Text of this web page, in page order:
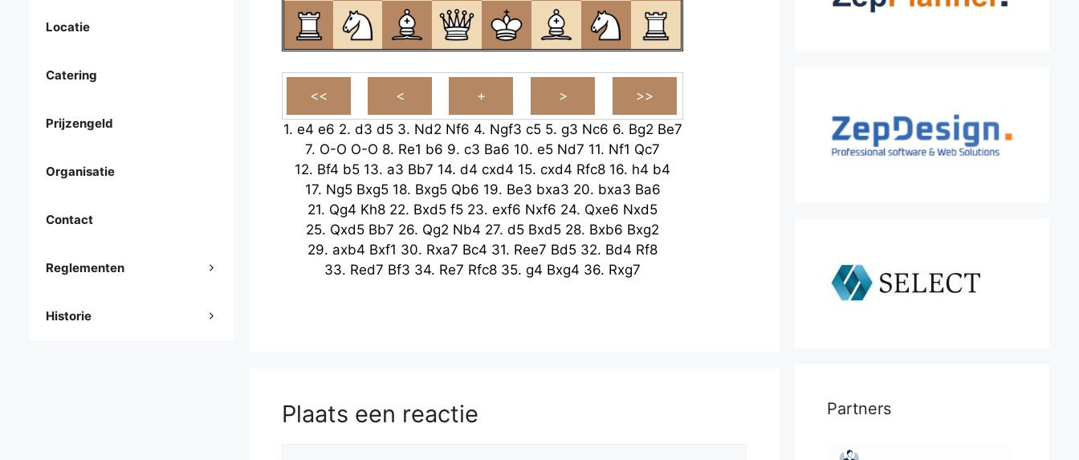
1. e4 e6 2. d3 d5 3. Nd2 Nf6 4. Ngf3 c5 5. g3 Nc6 6. Bg2 Be7
7. O-O O-O 8. Re1 b6 9. c3 Ba6 10. e5 Nd7 11. Nf1 Qc7
12. Bf4 b5 13. a3 Bb7 14. d4 cxd4 15. cxd4 Rfc8 16. h4 b4
17. Ng5 Bxg5 18. Bxg5 Qb6 19. Be3 bxa3 20. bxa3 Ba6
21. Qg4 Kh8 22. Bxd5 f5 23. exf6 Nxf6 24. Qxe6 Nxd5
25. Qxd5 Bb7 26. Qg2 Nb4 27. d5 Bxd5 28. Bxb6 Bxg2
29. axb4 Bxf1 30. Rxa7 Bc4 31. Ree7 Bd5 32. Bd4 Rf8
33. Red7 Bf3 34. Re7 Rfc8 35. g4 Bxg4 36. Rxg7
Plaats een reactie
Locatie
Catering
Prijzengeld
Organisatie
Contact
Reglementen
Historie
Partners